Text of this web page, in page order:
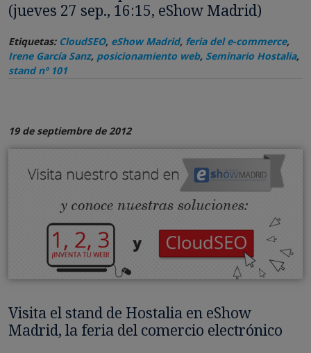
(jueves 27 sep., 16:15, eShow Madrid)
Etiquetas: CloudSEO, eShow Madrid, feria del e-commerce,
Irene García Sanz, posicionamiento web, Seminario Hostalia,
stand nº 101
19 de septiembre de 2012
Visita el stand de Hostalia en eShow
Madrid, la feria del comercio electrónico